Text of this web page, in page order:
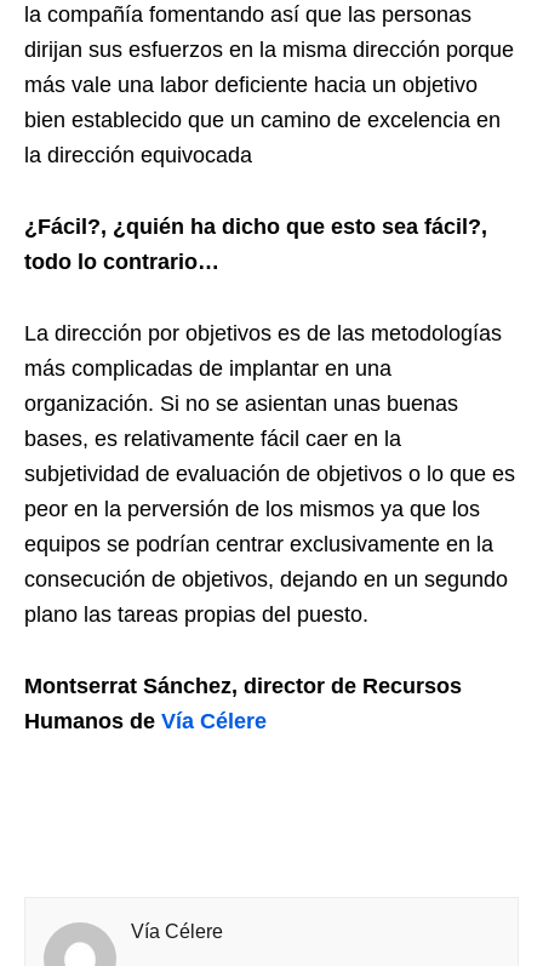
la compañía fomentando así que las personas
dirijan sus esfuerzos en la misma dirección porque
más vale una labor deficiente hacia un objetivo
bien establecido que un camino de excelencia en
la dirección equivocada
¿Fácil?, ¿quién ha dicho que esto sea fácil?,
todo lo contrario…
La dirección por objetivos es de las metodologías
más complicadas de implantar en una
organización. Si no se asientan unas buenas
bases, es relativamente fácil caer en la
subjetividad de evaluación de objetivos o lo que es
peor en la perversión de los mismos ya que los
equipos se podrían centrar exclusivamente en la
consecución de objetivos, dejando en un segundo
plano las tareas propias del puesto.
Montserrat Sánchez, director de Recursos
Humanos de Vía Célere
Vía Célere